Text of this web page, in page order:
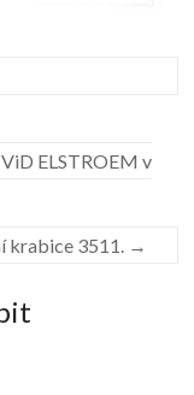
ELSTROEM v
krabice 3511. →